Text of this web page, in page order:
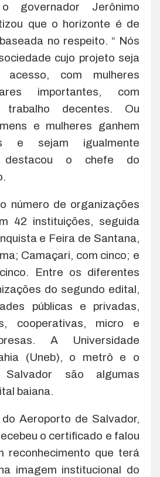
governador Jerônimo
que o horizonte é de
no respeito. “ Nós
cujo projeto seja
com mulheres
importantes, com
trabalho decentes. Ou
e mulheres ganhem
e sejam igualmente
destacou o chefe do
número de organizações
42 instituições, seguida
e Feira de Santana,
Camaçari, com cinco; e
Entre os diferentes
do segundo edital,
públicas e privadas,
cooperativas, micro e
A Universidade
(Uneb), o metrô e o
são algumas
baiana.
Aeroporto de Salvador,
o certificado e falou
reconhecimento que terá
imagem institucional do